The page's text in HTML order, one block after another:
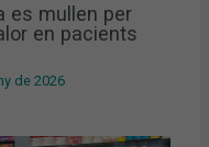
es mullen per
en pacients
de 2026